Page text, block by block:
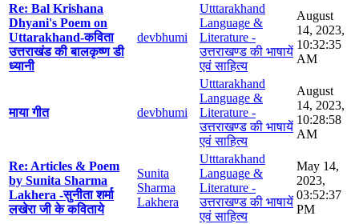
Re: Bal Krishana
Dhyani's Poem on
Uttarakhand-कविता
उत्तराखंड की बालकृष्ण डी
ध्यानी
devbhumi
Utttarakhand
Language &
Literature -
उत्तराखण्ड की भाषायें
एवं साहित्य
August
14, 2023,
10:32:35
AM
माया गीत devbhumi
Utttarakhand
Language &
Literature -
उत्तराखण्ड की भाषायें
एवं साहित्य
August
14, 2023,
10:28:58
AM
Re: Articles & Poem
by Sunita Sharma
Lakhera -सुनीता शर्मा
लखेरा जी के कविताये
Sunita
Sharma
Lakhera
Utttarakhand
Language &
Literature -
उत्तराखण्ड की भाषायें
एवं साहित्य
May 14,
2023,
03:52:37
PM